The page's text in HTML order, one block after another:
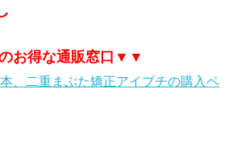
お得な通販窓口▼▼